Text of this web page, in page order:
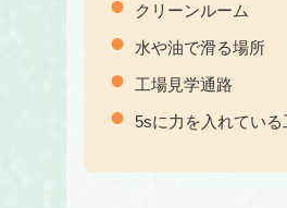
クリーンルーム
水や油で滑る場所
工場見学通路
5sに力を入れている